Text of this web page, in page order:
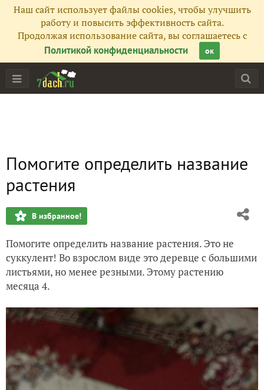
Наш сайт использует файлы cookies, чтобы улучшить
работу и повысить эффективность сайта.
Продолжая использование сайта, вы соглашаетесь с
Политикой конфиденциальности
ок
Помогите определить название
растения
В избранное!
Помогите определить название растения. Это не
суккулент! Во взрослом виде это деревце с большими
листьями, но менее резными. Этому растению
месяца 4.